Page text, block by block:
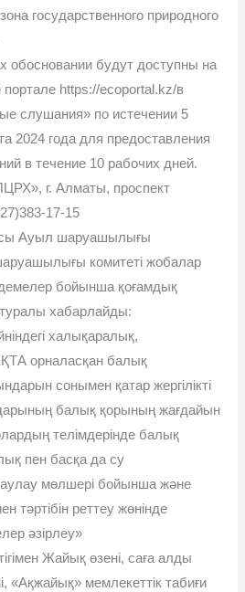
государственного природного
обосновании будут доступны на
https://ecoportal.kz/в
слушания» по истечении 5
2024 года для предоставления
в течение 10 рабочих дней.
г. Алматы, проспект
17-15
Ауыл шаруашылығы
комитеті жобалар
бойынша қоғамдық
туралы хабарлайды:
халықаралық,
орналасқан балық
сонымен қатар жергілікті
балық қорының жағдайын
телімдерінде балық
пен басқа да су
мөлшері бойынша және
тәртібін реттеу жөнінде
әзірлеу»
Жайық өзені, саға алды
«Ақжайық» мемлекеттік табиғи